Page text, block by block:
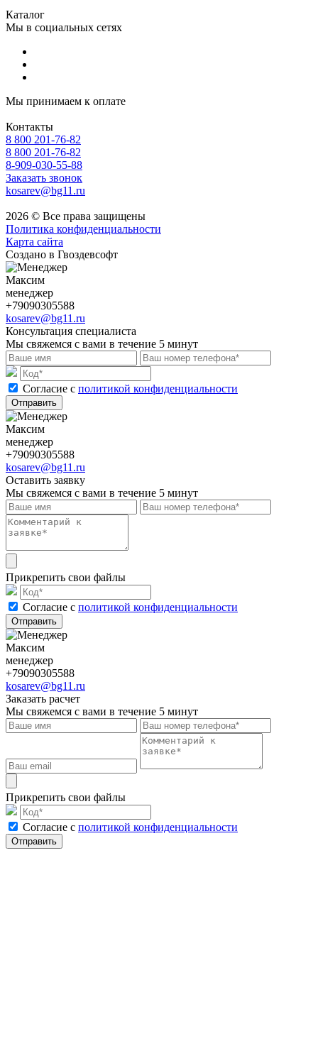
Каталог
Мы в социальных сетях
Мы принимаем к оплате
Контакты
8 800 201-76-82
8 800 201-76-82
8-909-030-55-88
Заказать звонок
kosarev@bg11.ru
2026 © Все права защищены
Политика конфиденциальности
Карта сайта
Создано в Гвоздевсофт
Максим
менеджер
+79090305588
kosarev@bg11.ru
Консультация специалиста
Мы свяжемся с вами в течение 5 минут
Cогласие с политикой конфиденциальности
Отправить
Максим
менеджер
+79090305588
kosarev@bg11.ru
Оставить заявку
Мы свяжемся с вами в течение 5 минут
Прикрепить свои файлы
Cогласие с политикой конфиденциальности
Отправить
Максим
менеджер
+79090305588
kosarev@bg11.ru
Заказать расчет
Мы свяжемся с вами в течение 5 минут
Прикрепить свои файлы
Cогласие с политикой конфиденциальности
Отправить